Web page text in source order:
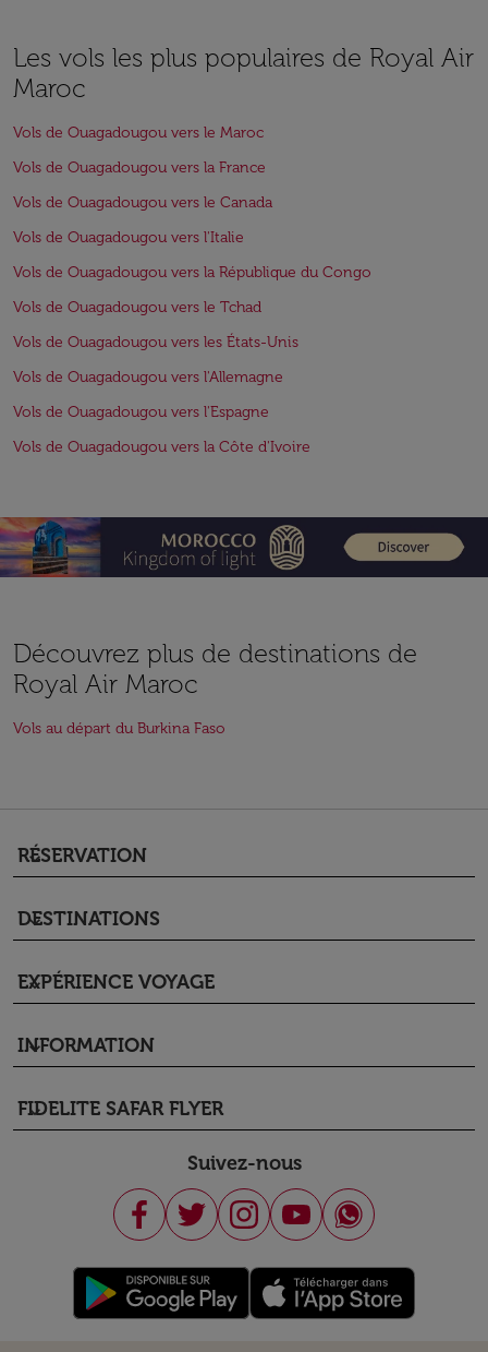
Les vols les plus populaires de Royal Air
Maroc
Vols de Ouagadougou vers le Maroc
Vols de Ouagadougou vers la France
Vols de Ouagadougou vers le Canada
Vols de Ouagadougou vers l'Italie
Vols de Ouagadougou vers la République du Congo
Vols de Ouagadougou vers le Tchad
Vols de Ouagadougou vers les États-Unis
Vols de Ouagadougou vers l'Allemagne
Vols de Ouagadougou vers l'Espagne
Vols de Ouagadougou vers la Côte d'Ivoire
Découvrez plus de destinations de
Royal Air Maroc
Vols au départ du Burkina Faso
RÉSERVATION
keyboard_arrow_down
DESTINATIONS
keyboard_arrow_down
EXPÉRIENCE VOYAGE
keyboard_arrow_down
INFORMATION
keyboard_arrow_down
FIDELITE SAFAR FLYER
keyboard_arrow_down
Suivez-nous